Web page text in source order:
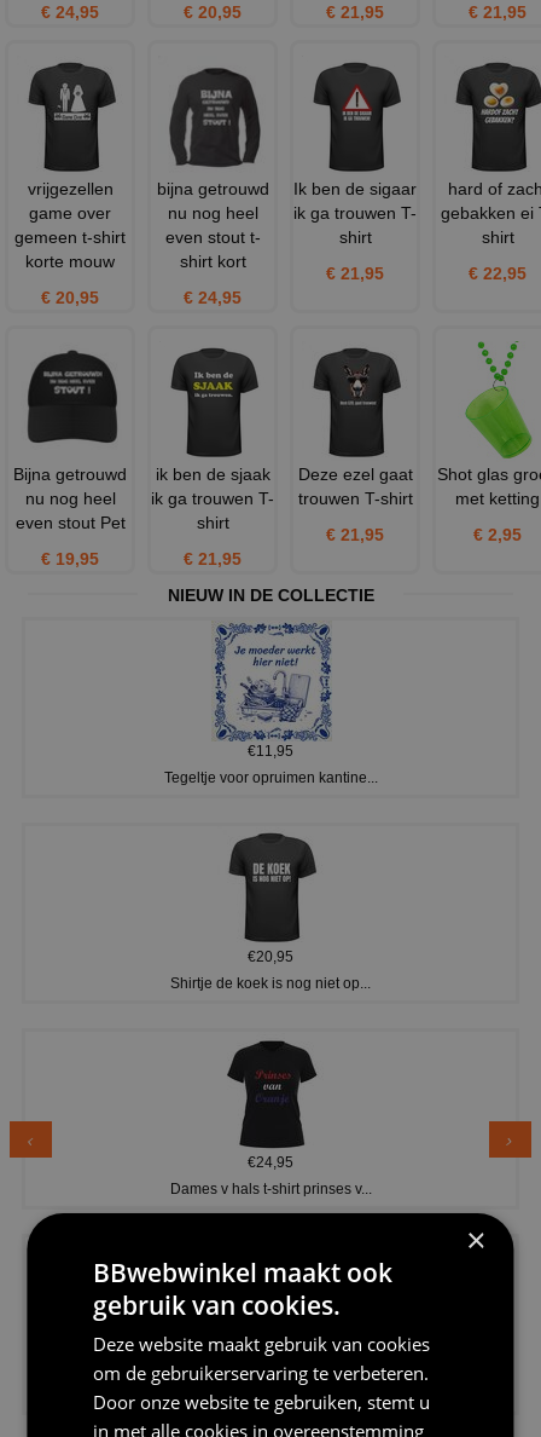
€ 24,95
€ 20,95
€ 21,95
€ 21,95
vrijgezellen
game over
gemeen t-shirt
korte mouw
€ 20,95
bijna getrouwd
nu nog heel
even stout t-
shirt kort
€ 24,95
Ik ben de sigaar
ik ga trouwen T-
shirt
€ 21,95
hard of
gebakken ei
shirt
€ 22,95
Bijna getrouwd
nu nog heel
even stout Pet
€ 19,95
ik ben de sjaak
ik ga trouwen T-
shirt
€ 21,95
Deze ezel gaat
trouwen T-shirt
€ 21,95
Shot glas
met ketting
€ 2,95
NIEUW IN DE COLLECTIE
€11,95
Tegeltje voor opruimen kantine...
€20,95
Shirtje de koek is nog niet op...
€24,95
Dames v hals t-shirt prinses v...
€24,95
Koningsdag shirt heren v-hals ...
×
BBwebwinkel maakt ook
gebruik van cookies.
Deze website maakt gebruik van cookies
om de gebruikerservaring te verbeteren.
Door onze website te gebruiken, stemt u
in met alle cookies in overeenstemming